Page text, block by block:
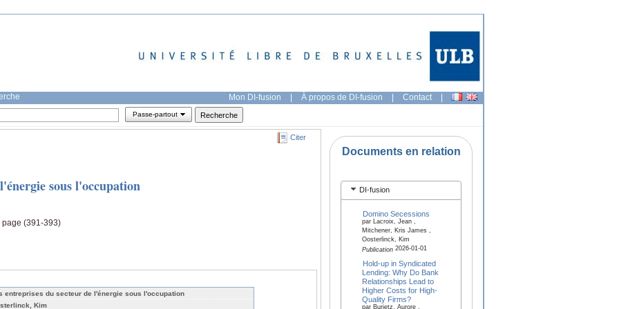
Mon DI-fusion | À propos de DI-fusion | Contact |
Passe-partout
Citer
sous l'occupation
page (391-393)
entreprises du secteur de l'énergie sous l'occupation
Kim
Documents en relation
DI-fusion
Domino Secessions
par Lacroix, Jean ,
Mitchener, Kris James ,
Oosterlinck, Kim
Publication2026-01-01
Hold-up in Syndicated
Lending: Why Do Bank
Relationships Lead to
Higher Costs for High-
Quality Firms?